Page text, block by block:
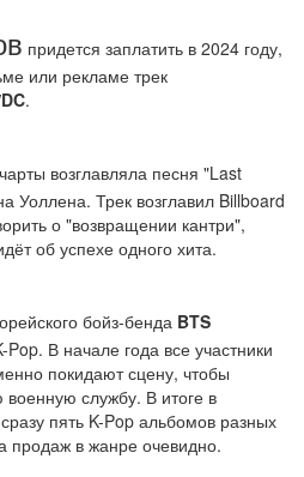
придется заплатить в 2024 году,
или рекламе трек
.
возглавляла песня "Last
Уоллена. Трек возглавил Billboard
о "возвращении кантри",
об успехе одного хита.
бойз-бенда BTS
В начале года все участники
покидают сцену, чтобы
военную службу. В итоге в
пять K-Pop альбомов разных
продаж в жанре очевидно.